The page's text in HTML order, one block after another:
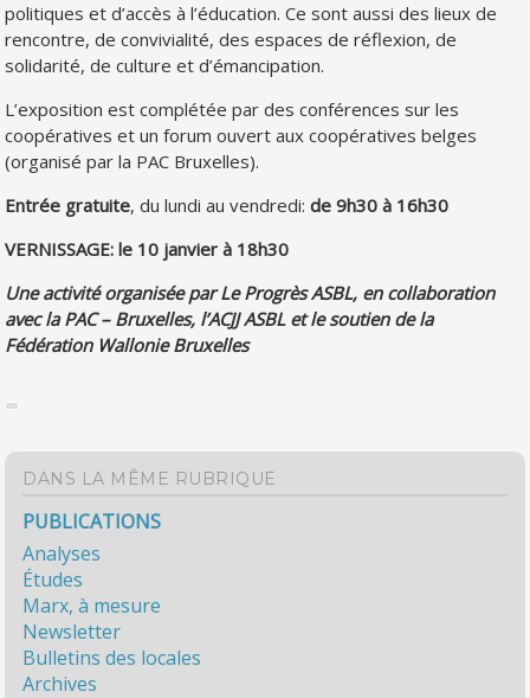
politiques et d’accès à l’éducation. Ce sont aussi des lieux de
rencontre, de convivialité, des espaces de réflexion, de
solidarité, de culture et d’émancipation.
L’exposition est complétée par des conférences sur les
coopératives et un forum ouvert aux coopératives belges
(organisé par la PAC Bruxelles).
Entrée gratuite, du lundi au vendredi: de 9h30 à 16h30
VERNISSAGE: le 10 janvier à 18h30
Une activité organisée par Le Progrès ASBL, en collaboration
avec la PAC – Bruxelles, l’ACJJ ASBL et le soutien de la
Fédération Wallonie Bruxelles
DANS LA MÊME RUBRIQUE
PUBLICATIONS
Analyses
Études
Marx, à mesure
Newsletter
Bulletins des locales
Archives